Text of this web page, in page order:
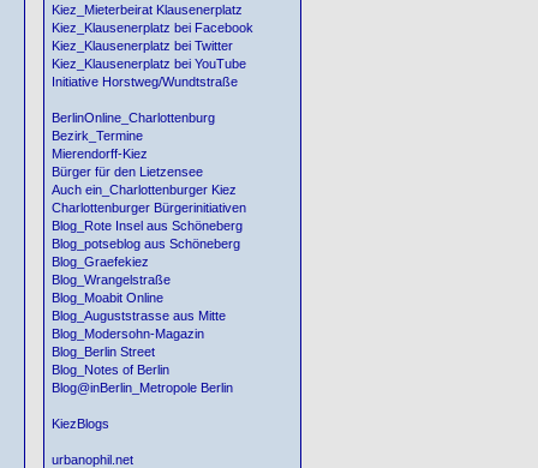
Kiez_Mieterbeirat Klausenerplatz
Kiez_Klausenerplatz bei Facebook
Kiez_Klausenerplatz bei Twitter
Kiez_Klausenerplatz bei YouTube
Initiative Horstweg/Wundtstraße
BerlinOnline_Charlottenburg
Bezirk_Termine
Mierendorff-Kiez
Bürger für den Lietzensee
Auch ein_Charlottenburger Kiez
Charlottenburger Bürgerinitiativen
Blog_Rote Insel aus Schöneberg
Blog_potseblog aus Schöneberg
Blog_Graefekiez
Blog_Wrangelstraße
Blog_Moabit Online
Blog_Auguststrasse aus Mitte
Blog_Modersohn-Magazin
Blog_Berlin Street
Blog_Notes of Berlin
Blog@inBerlin_Metropole Berlin
KiezBlogs
urbanophil.net